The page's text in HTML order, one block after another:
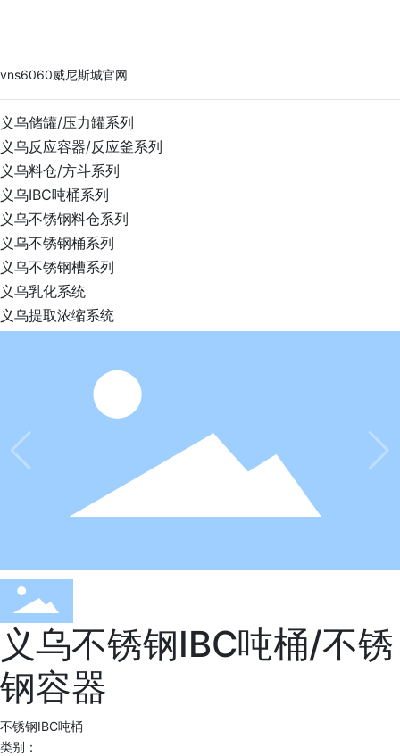
vns6060威尼斯城官网
义乌储罐/压力罐系列
义乌反应容器/反应釜系列
义乌料仓/方斗系列
义乌IBC吨桶系列
义乌不锈钢料仓系列
义乌不锈钢桶系列
义乌不锈钢槽系列
义乌乳化系统
义乌提取浓缩系统
义乌不锈钢IBC吨桶/不锈
钢容器
不锈钢IBC吨桶
类别：